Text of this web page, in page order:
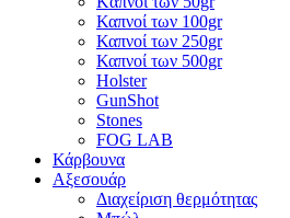
Καπνοί των 100gr
Καπνοί των 250gr
Καπνοί των 500gr
Holster
GunShot
Stones
FOG LAB
Κάρβουνα
Αξεσουάρ
Διαχείριση θερμότητας